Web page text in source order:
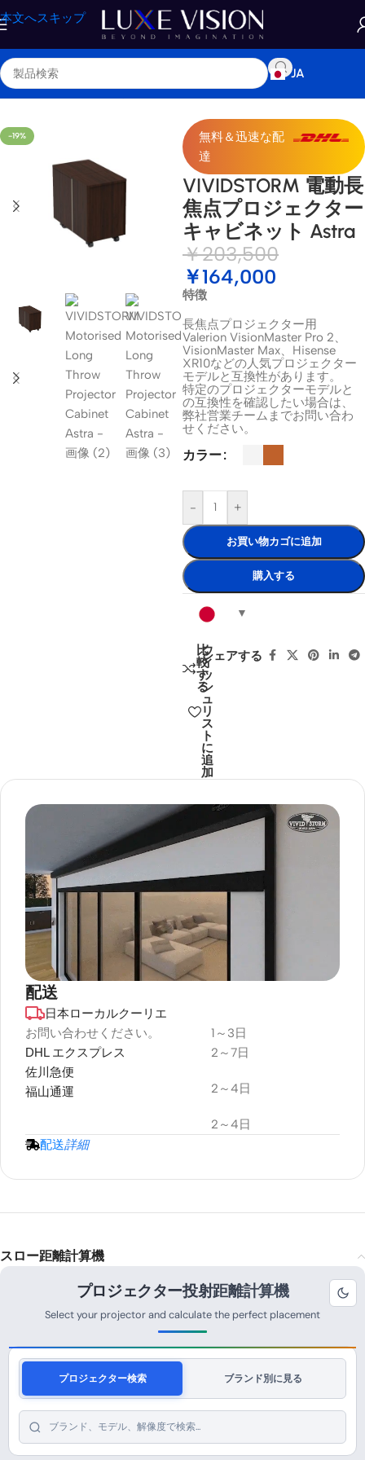
本文へスキップ
JA
ホーム/ショップ/レーザーTVキャビネット
-19%
無料＆迅速な配
達
VIVIDSTORM 電動長
焦点プロジェクター
キャビネット Astra
￥203,500
￥164,000
特徴
長焦点プロジェクター用
Valerion VisionMaster Pro 2、
VisionMaster Max、Hisense
XR10などの人気プロジェクター
モデルと互換性があります。
特定のプロジェクターモデルと
の互換性を確認したい場合は、
弊社営業チームまでお問い合わ
せください。
カラー
- +
お買い物カゴに追加
購入する
比
較
す
る
ウ
ィ
ッ
シ
ュ
リ
ス
ト
に
追
加
シェアする
デュラプラス
耐候性
プロジェクタースクリーン
配送
日本ローカルクーリエ
お問い合わせください。 1～3日
DHL エクスプレス
佐川急便
福山通運
2～7日
2～4日
2～4日
配送詳細
スロー距離計算機
プロジェクター投射距離計算機
Select your projector and calculate the perfect placement
プロジェクター検索 ブランド別に見る